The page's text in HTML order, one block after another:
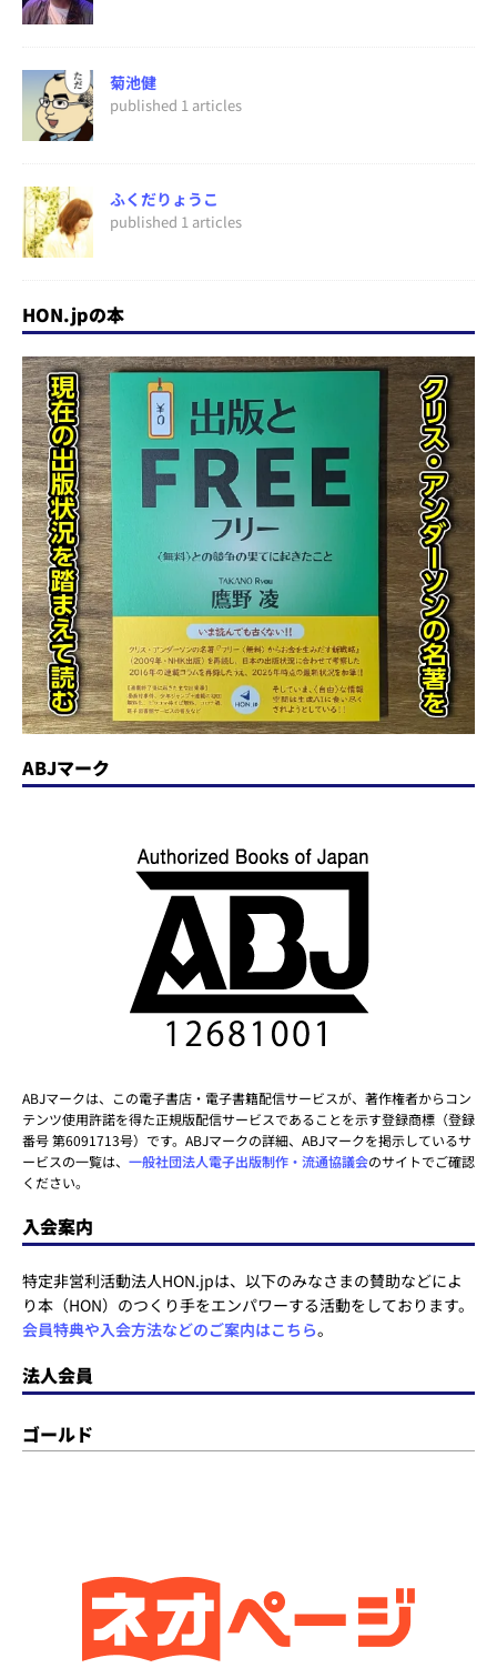
菊池健
published 1 articles
ふくだりょうこ
published 1 articles
HON.jpの本
ABJマーク
ABJマークは、この電子書店・電子書籍配信サービスが、著作権者からコン
テンツ使用許諾を得た正規版配信サービスであることを示す登録商標（登録
番号 第6091713号）です。ABJマークの詳細、ABJマークを掲示しているサ
ービスの一覧は、 一般社団法人電子出版制作・流通協議会のサイトでご確認
ください。
入会案内
特定非営利活動法人HON.jpは、以下のみなさまの賛助などによ
り本（HON）のつくり手をエンパワーする活動をしております。
会員特典や入会方法などのご案内はこちら。
法人会員
ゴールド